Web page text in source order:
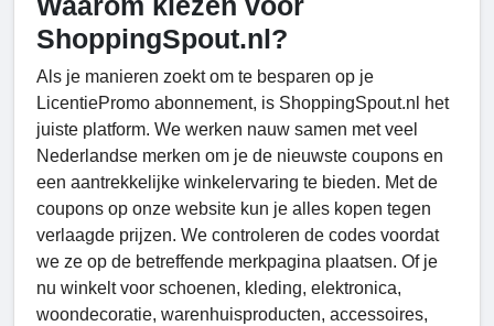
ShoppingSpout.nl?
Als je manieren zoekt om te besparen op je
LicentiePromo abonnement, is ShoppingSpout.nl het
juiste platform. We werken nauw samen met veel
Nederlandse merken om je de nieuwste coupons en
een aantrekkelijke winkelervaring te bieden. Met de
coupons op onze website kun je alles kopen tegen
verlaagde prijzen. We controleren de codes voordat
we ze op de betreffende merkpagina plaatsen. Of je
nu winkelt voor schoenen, kleding, elektronica,
woondecoratie, warenhuisproducten, accessoires,